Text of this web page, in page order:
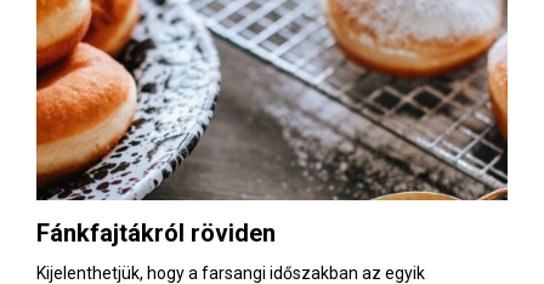
R
Y
M
Fánkfajtákról röviden
Kijelenthetjük, hogy a farsangi időszakban az egyik